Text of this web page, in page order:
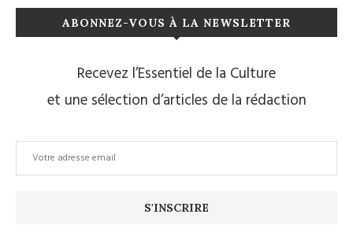
ABONNEZ-VOUS À LA NEWSLETTER
Recevez l’Essentiel de la Culture
et une sélection d’articles de la rédaction